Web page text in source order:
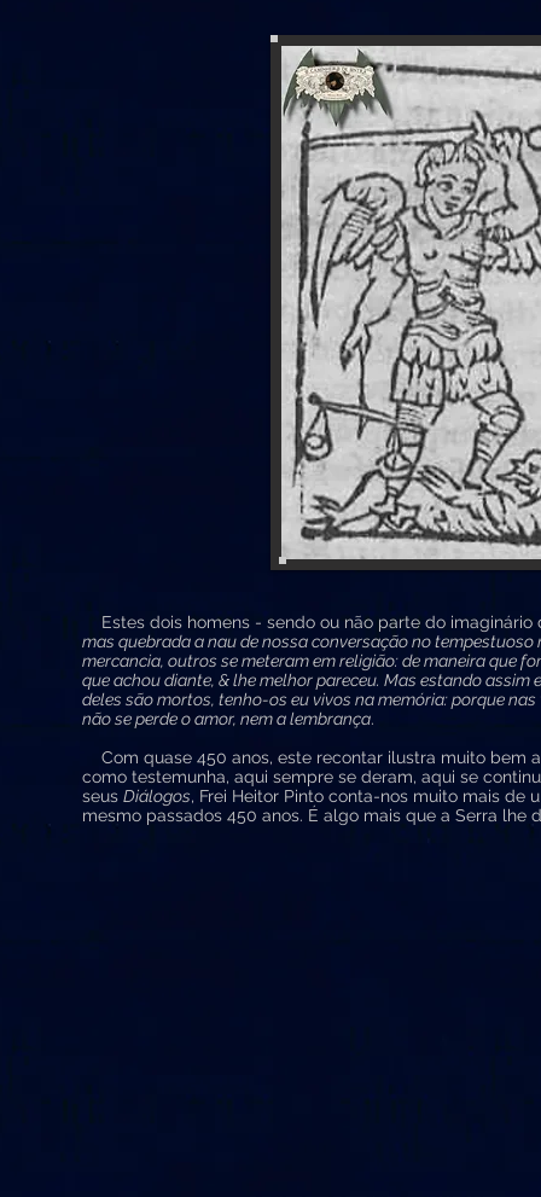
Estes dois homens - sendo ou não parte do
mas quebrada a nau de nossa conversação no
mercancia, outros se meteram em religião: de maneira que
que achou diante, & lhe melhor pareceu. Mas estando
deles são mortos, tenho-os eu vivos na memória: porque
não se perde o amor, nem a lembrança.
Com quase 450 anos, este recontar ilustra muito bem
como testemunha, aqui sempre se deram, aqui se
seus Diálogos, Frei Heitor Pinto conta-nos muito mais de
mesmo passados 450 anos. É algo mais que a Serra lhe